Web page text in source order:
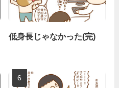
低身長じゃなかった(完)